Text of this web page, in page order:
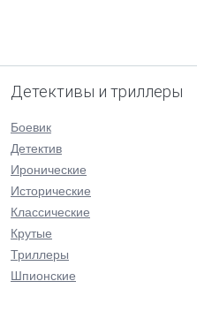
Детективы и триллеры
Боевик
Детектив
Иронические
Исторические
Классические
Крутые
Триллеры
Шпионские